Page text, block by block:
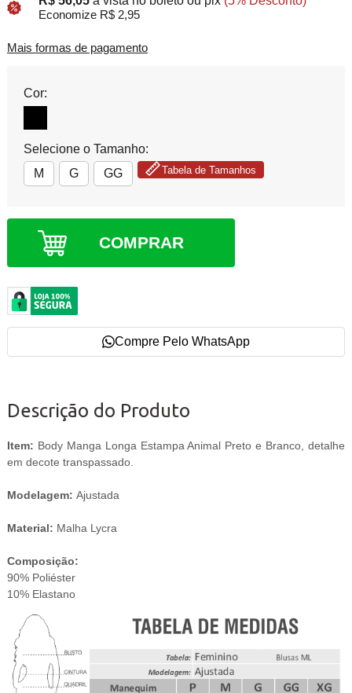
Economize R$ 2,95
Mais formas de pagamento
Cor:
Selecione o Tamanho:
M
G GG Tabela de Tamanhos
COMPRAR
Compre Pelo WhatsApp
Descrição do Produto
Item: Body Manga Longa Estampa Animal Preto e Branco, detalhe
em decote transpassado.
Modelagem: Ajustada
Material: Malha Lycra
Composição:
90% Poliéster
10% Elastano